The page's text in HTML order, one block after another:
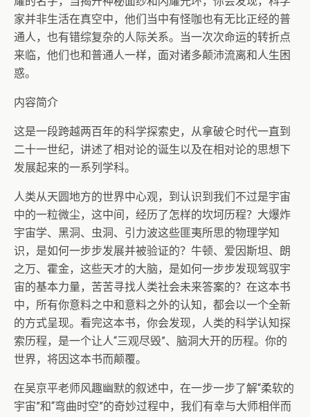
家并非生活在真空中，他们当中有怪咖也有无比正经的普
通人，也有错综复杂的人际关系。当一次次命运的转折点
来临，他们也和普通人一样，面对诸多颠沛流离和人生困
惑。
内容简介
这是一段跨越两百年的科学探索史，从拿破仑时代一直到
二十一世纪，讲述了相对论的诞生以及在相对论的思想下
发展起来的一系列学科。
人类从天圆地方的世界中心观，到认识到我们不过是宇宙
中的一粒微尘，这中间，经历了怎样的坎坷历程？大爆炸
宇宙学、黑洞、虫洞、引力波这些匪夷所思的物理学知
识，是如何一步步发展并被验证的？牛顿、爱因斯坦、朗
之万、霍金，这些天才的大脑，是如何一步步发现驾驭宇
宙的基本力量，苦苦寻找人类社会未来答案的？在这本书
中，所有你意料之中和意料之外的认知，都会以一个全新
的方式呈现。看完这本书，你会发现，人类的科学认知探
索历程，是一个让人“三观尽毁”、脑洞大开的历程。你的
世界，将因这本书而颠覆。
在吴京平老师风趣幽默的叙述中，在一步一步了解“柔软的
宇宙”和“弯曲时空”的奇妙过程中，我们有幸与大师相伴而